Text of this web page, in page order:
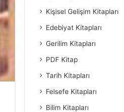
Kişisel Gelişim Kitapları
Edebiyat Kitapları
Gerilim Kitapları
PDF Kitap
Tarih Kitapları
Felsefe Kitapları
Bilim Kitapları